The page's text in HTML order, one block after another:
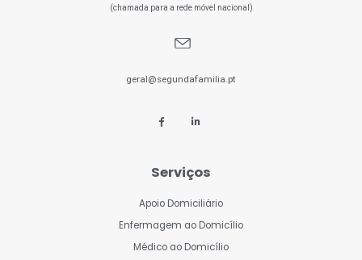
(chamada para a rede móvel nacional)
geral@segundafamilia.pt
Serviços
Apoio Domiciliário
Enfermagem ao Domicílio
Médico ao Domicílio